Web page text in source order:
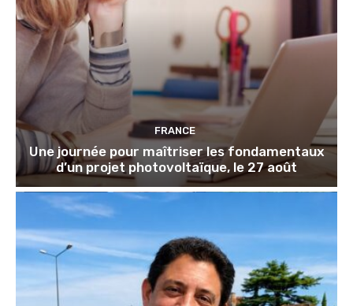
FRANCE
Une journée pour maîtriser les fondamentaux
d’un projet photovoltaïque, le 27 août